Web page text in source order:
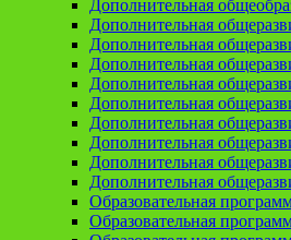
Дополнительная
Дополнительная
Дополнительная
Дополнительная
Дополнительная
Дополнительная
Дополнительная
Дополнительная
Дополнительная
Дополнительная
Образовательная
Образовательная